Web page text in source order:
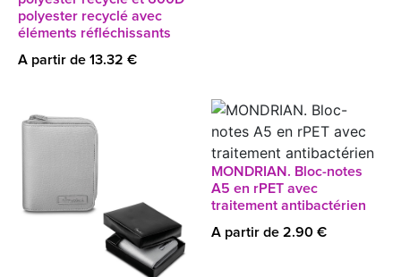
polyester recyclé avec
éléments réfléchissants
A partir de 13.32 €
MONDRIAN. Bloc-notes
A5 en rPET avec
traitement antibactérien
A partir de 2.90 €